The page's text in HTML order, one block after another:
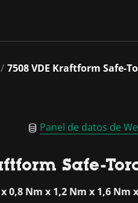
7508 VDE Kraftform Safe-
Panel de datos de
Safe-
0,8 Nm x 1,2 Nm x 1,6 Nm